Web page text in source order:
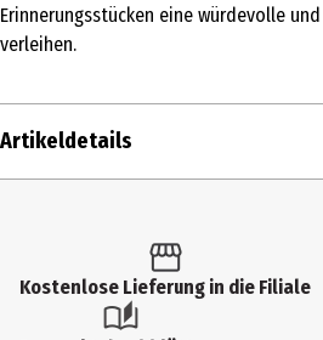
Erinnerungsstücken eine würdevolle
verleihen.
Artikeldetails
Produkttyp
Sonstiges Bastelzubehör
Kostenlose Lieferung in die Filiale